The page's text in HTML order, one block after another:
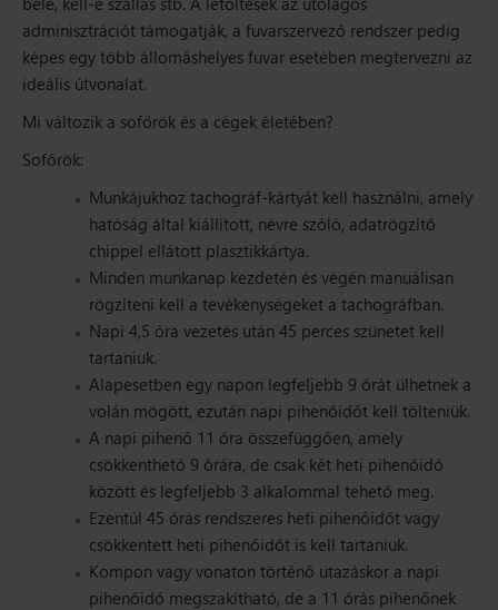
adminisztrációt támogatják, a fuvarszervező rendszer pedig
képes egy több állomáshelyes fuvar esetében megtervezni az
ideális útvonalat.
Mi változik a sofőrök és a cégek életében?
Sofőrök:
Munkájukhoz tachográf-kártyát kell használni, amely
hatóság által kiállított, névre szóló, adatrögzítő
chippel ellátott plasztikkártya.
Minden munkanap kezdetén és végén manuálisan
rögzíteni kell a tevékenységeket a tachográfban.
Napi 4,5 óra vezetés után 45 perces szünetet kell
tartaniuk.
Alapesetben egy napon legfeljebb 9 órát ülhetnek a
volán mögött, ezután napi pihenőidőt kell tölteniük.
A napi pihenő 11 óra összefüggően, amely
csökkenthető 9 órára, de csak két heti pihenőidő
között és legfeljebb 3 alkalommal tehető meg.
Ezentúl 45 órás rendszeres heti pihenőidőt vagy
csökkentett heti pihenőidőt is kell tartaniuk.
Kompon vagy vonaton történő utazáskor a napi
pihenőidő megszakítható, de a 11 órás pihenőnek